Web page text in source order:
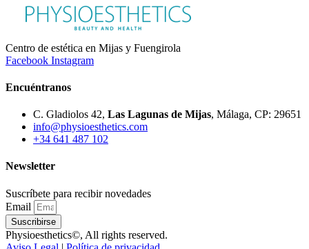
Centro de estética en Mijas y Fuengirola
Facebook Instagram
Encuéntranos
C. Gladiolos 42, Las Lagunas de Mijas, Málaga, CP: 29651
info@physioesthetics.com
+34 641 487 102
Newsletter
Suscríbete para recibir novedades
Email
Suscribirse
Physioesthetics©, All rights reserved.